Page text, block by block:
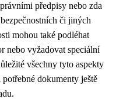
předpisy nebo zda
či jiných
mohou také podléhat
nebo vyžadovat speciální
všechny tyto aspekty
dokumenty ještě